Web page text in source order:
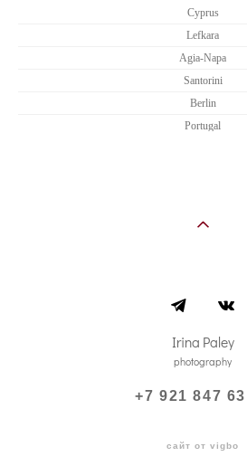
Cyprus
Lefkara
Agia-Napa
Santorini
Berlin
Portugal
Irina Paley
photography
+7 921 847
сайт от vigbo